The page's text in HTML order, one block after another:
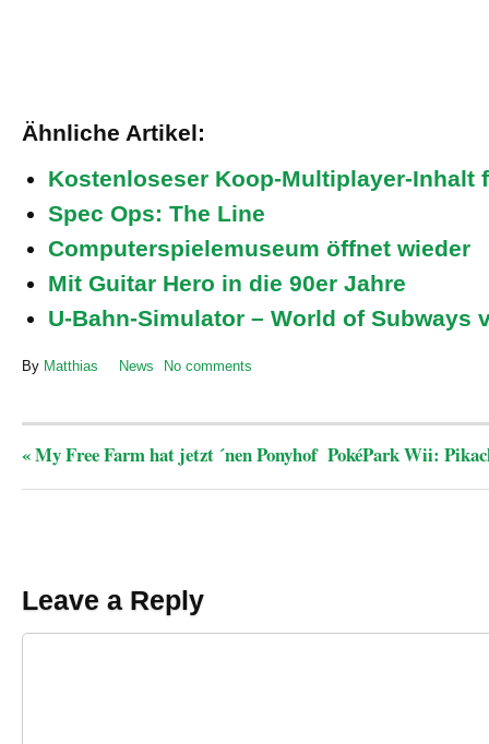
Ähnliche Artikel:
Kostenloseser Koop-Multiplayer-Inhalt
Spec Ops: The Line
Computerspielemuseum öffnet wieder
Mit Guitar Hero in die 90er Jahre
U-Bahn-Simulator – World of Subways
By Matthias News No comments
«My Free Farm hat jetzt ´nen Ponyhof PokéPark Wii:
Leave a Reply